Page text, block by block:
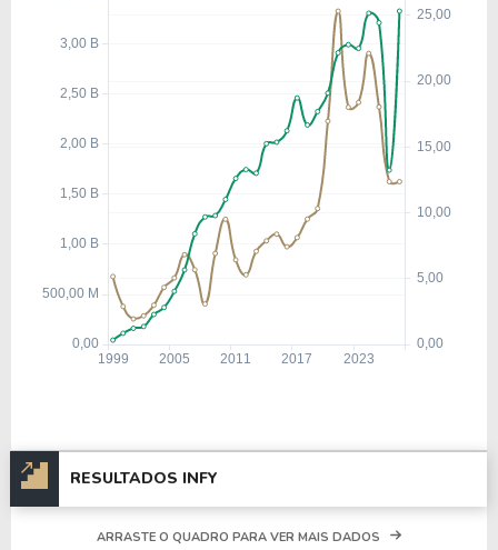
RESULTADOS INFY
ARRASTE O QUADRO PARA VER MAIS DADOS